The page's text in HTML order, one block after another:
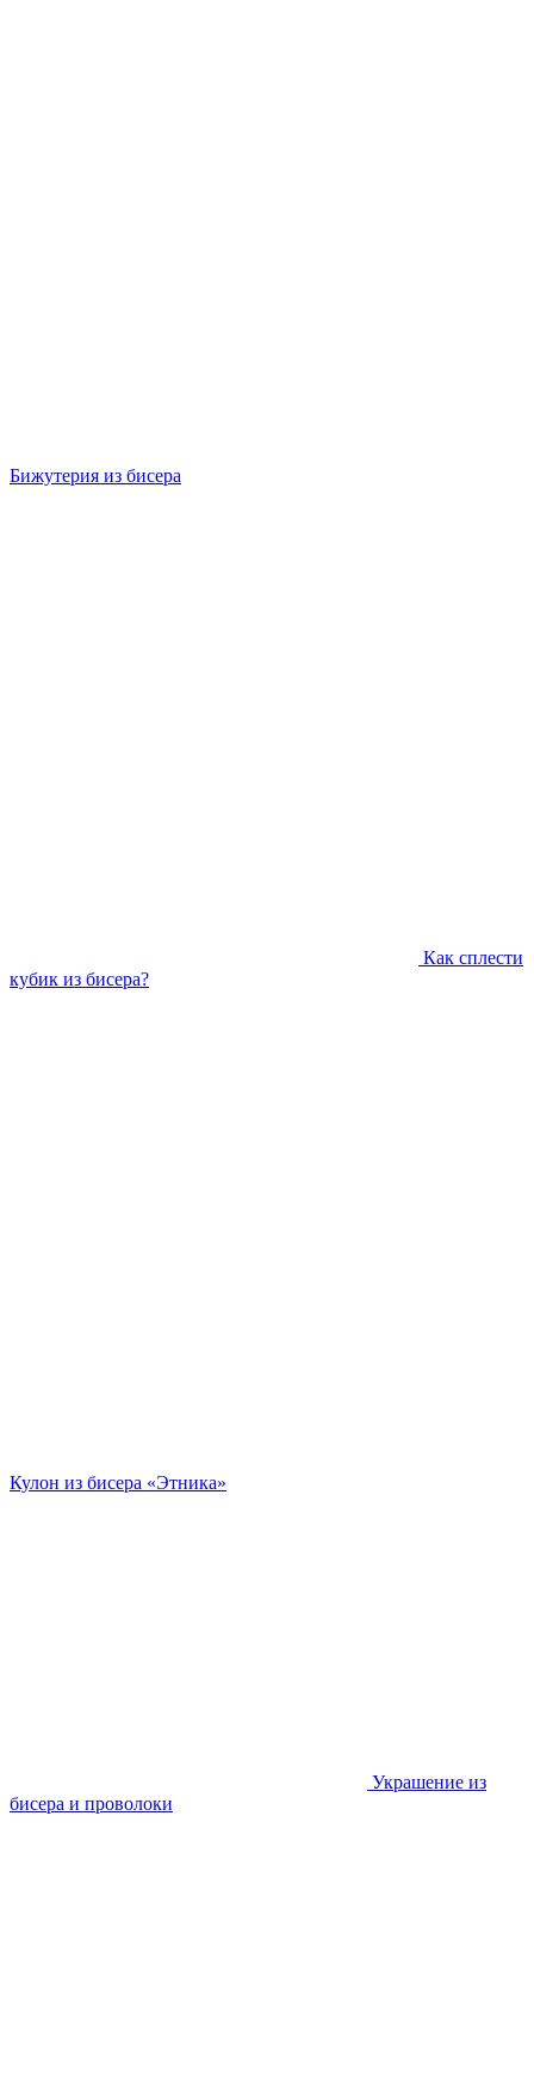
Бижутерия из бисера
Как сплести
кубик из бисера?
Кулон из бисера «Этника»
Украшение из
бисера и проволоки